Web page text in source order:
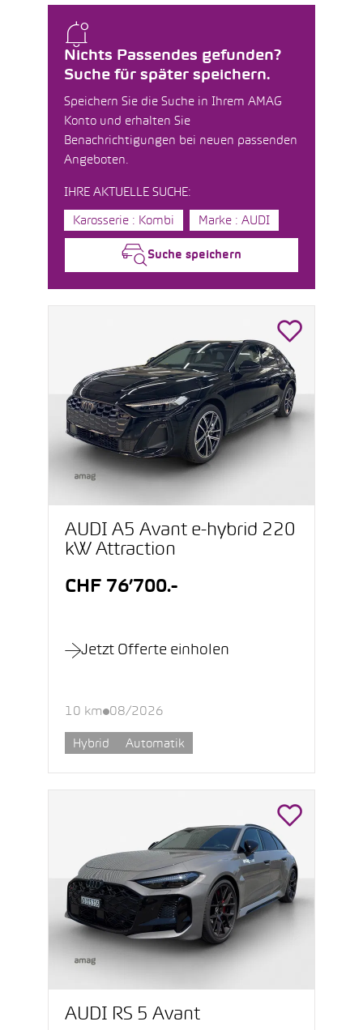
Nichts Passendes gefunden?
Suche für später speichern.
Speichern Sie die Suche in Ihrem AMAG
Konto und erhalten Sie
Benachrichtigungen bei neuen passenden
Angeboten.
IHRE AKTUELLE SUCHE:
Karosserie : Kombi Marke : AUDI
Suche speichern
AUDI A5 Avant e-hybrid 220
kW Attraction
CHF 76’700.-
Jetzt Offerte einholen
10 km 08/2026
Hybrid Automatik
AUDI RS 5 Avant